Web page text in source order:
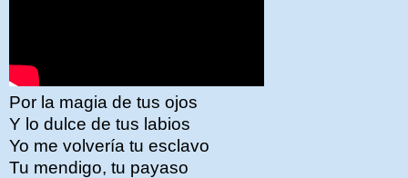
Por la magia de tus ojos
Y lo dulce de tus labios
Yo me volvería tu esclavo
Tu mendigo, tu payaso